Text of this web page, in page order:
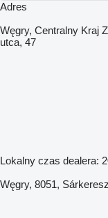
Adres
Węgry, Centralny Kraj
utca, 47
Lokalny czas dealera:
Węgry, 8051,